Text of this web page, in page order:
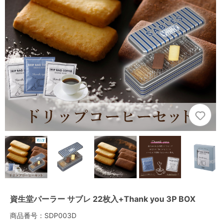
資生堂パーラー サブレ 22枚入+Thank you 3P BOX
商品番号：SDP003D